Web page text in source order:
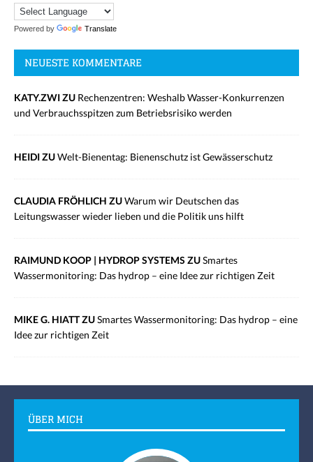
Powered by Translate
NEUESTE KOMMENTARE
KATY.ZWI ZU Rechenzentren: Weshalb Wasser-Konkurrenzen
und Verbrauchsspitzen zum Betriebsrisiko werden
HEIDI ZUWelt-Bienentag: Bienenschutz ist Gewässerschutz
CLAUDIA FRÖHLICH ZUWarum wir Deutschen das
Leitungswasser wieder lieben und die Politik uns hilft
RAIMUND KOOP | HYDROP SYSTEMS ZUSmartes
Wassermonitoring: Das hydrop – eine Idee zur richtigen Zeit
MIKE G. HIATT ZUSmartes Wassermonitoring: Das hydrop – eine
Idee zur richtigen Zeit
ÜBER MICH